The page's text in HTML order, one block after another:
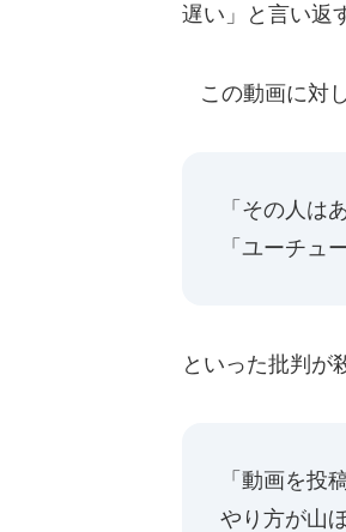
遅い」と言い返
この動画に対
「その人は
「ユーチュ
といった批判が
「動画を投
やり方が山